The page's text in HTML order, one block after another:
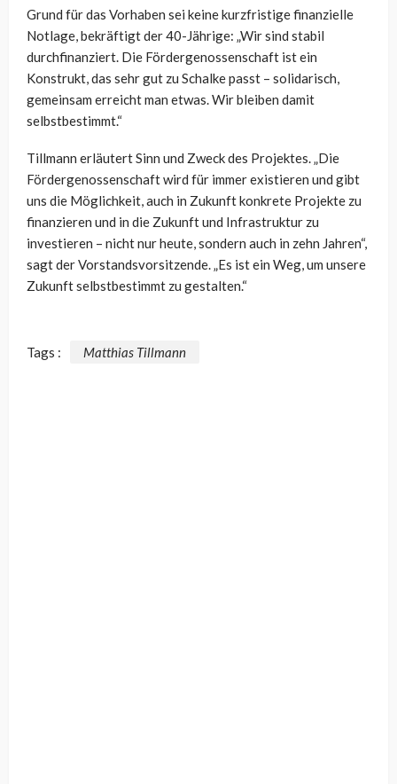
Grund für das Vorhaben sei keine kurzfristige finanzielle
Notlage, bekräftigt der 40-Jährige: „Wir sind stabil
durchfinanziert. Die Fördergenossenschaft ist ein
Konstrukt, das sehr gut zu Schalke passt – solidarisch,
gemeinsam erreicht man etwas. Wir bleiben damit
selbstbestimmt.“
Tillmann erläutert Sinn und Zweck des Projektes. „Die
Fördergenossenschaft wird für immer existieren und gibt
uns die Möglichkeit, auch in Zukunft konkrete Projekte zu
finanzieren und in die Zukunft und Infrastruktur zu
investieren – nicht nur heute, sondern auch in zehn Jahren“,
sagt der Vorstandsvorsitzende. „Es ist ein Weg, um unsere
Zukunft selbstbestimmt zu gestalten.“
Tags : Matthias Tillmann